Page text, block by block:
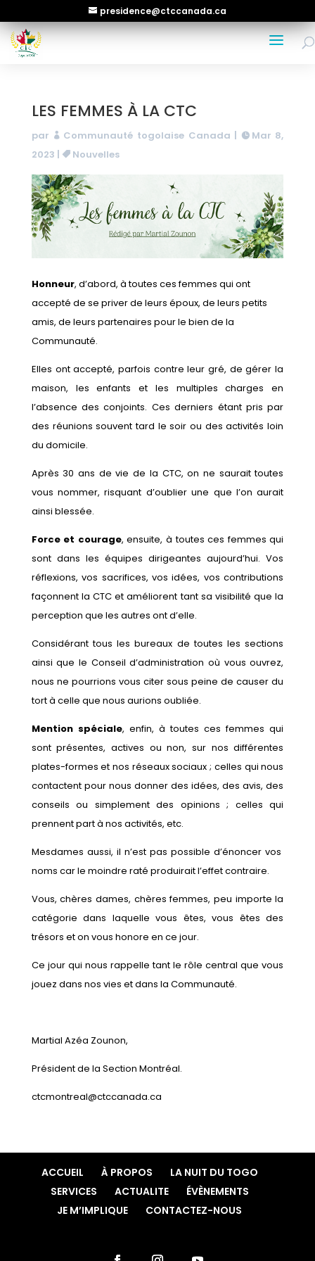
presidence@ctccanada.ca
LES FEMMES À LA CTC
par Communauté togolaise Canada |
Mar 8,
2023 | Nouvelles
Honneur, d’abord, à toutes ces femmes qui ont
accepté de se priver de leurs époux, de leurs petits
amis, de leurs partenaires pour le bien de la
Communauté.
Elles ont accepté, parfois contre leur gré, de gérer la
maison, les enfants et les multiples charges en
l’absence des conjoints. Ces derniers étant pris par
des réunions souvent tard le soir ou des activités loin
du domicile.
Après 30 ans de vie de la CTC, on ne saurait toutes
vous nommer, risquant d’oublier une que l’on aurait
ainsi blessée.
Force et courage, ensuite, à toutes ces femmes qui
sont dans les équipes dirigeantes aujourd’hui. Vos
réflexions, vos sacrifices, vos idées, vos contributions
façonnent la CTC et améliorent tant sa visibilité que la
perception que les autres ont d’elle.
Considérant tous les bureaux de toutes les sections
ainsi que le Conseil d’administration où vous ouvrez,
nous ne pourrions vous citer sous peine de causer du
tort à celle que nous aurions oubliée.
Mention spéciale, enfin, à toutes ces femmes qui
sont présentes, actives ou non, sur nos différentes
plates-formes et nos réseaux sociaux ; celles qui nous
contactent pour nous donner des idées, des avis, des
conseils ou simplement des opinions ; celles qui
prennent part à nos activités, etc.
Mesdames aussi, il n’est pas possible d’énoncer vos
noms car le moindre raté produirait l’effet contraire.
Vous, chères dames, chères femmes, peu importe la
catégorie dans laquelle vous êtes, vous êtes des
trésors et on vous honore en ce jour.
Ce jour qui nous rappelle tant le rôle central que vous
jouez dans nos vies et dans la Communauté.
Martial Azéa Zounon,
Président de la Section Montréal.
ctcmontreal@ctccanada.ca
ACCUEIL À PROPOS
LA NUIT DU TOGO
SERVICES
ACTUALITE
ÉVÈNEMENTS
JE M’IMPLIQUE
CONTACTEZ-NOUS